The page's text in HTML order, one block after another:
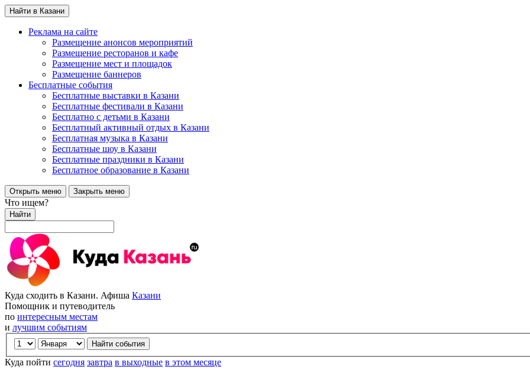
Найти в Казани
Реклама на сайте
Размещение анонсов мероприятий
Размещение ресторанов и кафе
Размещение мест и площадок
Размещение баннеров
Бесплатные события
Бесплатные выставки в Казани
Бесплатные фестивали в Казани
Бесплатно с детьми в Казани
Бесплатный активный отдых в Казани
Бесплатная музыка в Казани
Бесплатные шоу в Казани
Бесплатные праздники в Казани
Бесплатное образование в Казани
Открыть меню Закрыть меню
Что ищем?
Найти
Куда сходить в Казани. Афиша Казани
Помощник и путеводитель
по интересным местам
и лучшим событиям
Куда пойти сегодня завтра в выходные в этом месяце